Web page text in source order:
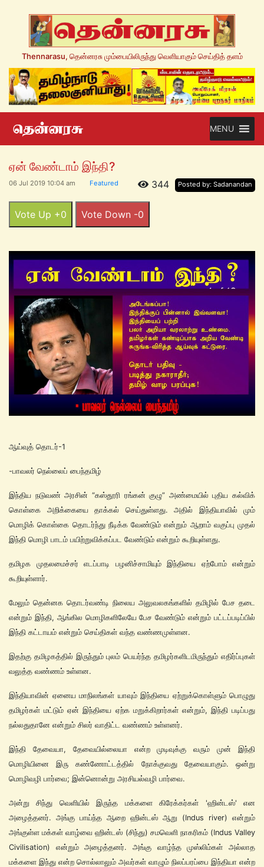
Thennarasu, தென்னரசு மும்பையிலிருந்து வெளியாகும் செய்தித் தளம்
MENU
ஏன் வேண்டாம் இந்தி?
06 Jul 2019 10:04 am Featured Posted by: Sadanandan
344
Vote Up +0 Vote Down -0
ஆய்வுத் தொடர்-1
-பாவலர் நெல்லைப் பைந்தமிழ்
இந்திய நடுவண் அரசின் “கஸ்தூரி ரங்கன் குழு” அண்மையில் புதிய கல்விக்
கொள்கை அறிக்கையை தாக்கல் செய்துள்ளது. அதில் இந்தியாவில் மும்
மொழிக் கொள்கை தொடர்ந்து நீடிக்க வேண்டும் என்றும் ஆறாம் வகுப்பு முதல்
இந்தி மொழி பாடம் பயிற்றுவிக்கப்பட வேண்டும் என்றும் கூறியுள்ளது.
தமிழக முதலமைச்சர் எடப்பாடி பழனிச்சாமியும் இந்தியை ஏற்போம் என்றும்
கூறியுள்ளார்.
மேலும் தென்னக தொடர்வண்டி நிலைய அலுவலகங்களில் தமிழில் பேச தடை
என்றும் இந்தி, ஆங்கில மொழிகளிலேயே பேச வேண்டும் என்றும் பட்டப்படிப்பில்
இந்தி கட்டாயம் என்றும் செய்திகள் வந்த வண்ணமுள்ளன.
இதற்கு தமிழகத்தில் இருந்தும் புலம் பெயர்ந்த தமிழர்களிடமிருந்தும் எதிர்ப்புகள்
வலுத்த வண்ணம் உள்ளன.
இந்தியாவின் ஏனைய மாநிலங்கள் யாவும் இந்தியை ஏற்றுக்கொள்ளும் பொழுது
தமிழர்கள் மட்டும் ஏன் இந்தியை ஏற்க மறுக்கிறார்கள் என்றும், இந்தி படிப்பது
நல்லதுதானே என்றும் சிலர் வாதிட்ட வண்ணம் உள்ளனர்.
இந்தி தேவையா, தேவையில்லையா என்ற முடிவுக்கு வரும் முன் இந்தி
மொழியினை இரு கண்ணோட்டத்தில் நோக்குவது தேவையாகும். ஒன்று
மொழிவழி பார்வை; இன்னொன்று அரசியல்வழி பார்வை.
அன்று சிந்து வெளியில் இருந்த மக்களை கிரேக்கர்கள் 'ஹின்டஸ்' என
அழைத்தனர். அங்கு பாய்ந்த ஆறை ஹின்டஸ் ஆறு (Indus river) என்றும்
அங்குள்ள மக்கள் வாழ்வை ஹின்டஸ் (சிந்து) சமவெளி நாகரிகம் (Indus Valley
Civilisation) என்றும் அழைத்தனர். அங்கு வாழ்ந்த முஸ்லிம்கள் அல்லாத
மக்களை இந்து என்ற சொல்லாலும் அவர்கள் வாழும் நிலப்பரப்பை இந்தியா என்ற